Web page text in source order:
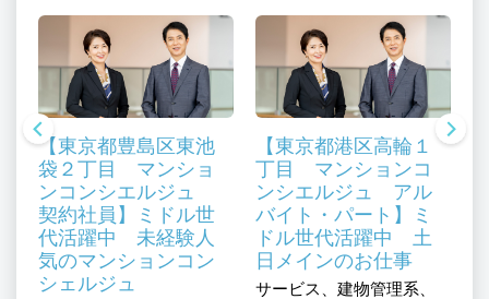
【東京都豊島区東池
袋２丁目 マンショ
ンコンシエルジュ
契約社員】ミドル世
代活躍中 未経験人
気のマンションコン
シェルジュ
【東京都港区高輪１
丁目 マンションコ
ンシエルジュ アル
バイト・パート】ミ
ドル世代活躍中 土
日メインのお仕事
サービス、建物管理系、